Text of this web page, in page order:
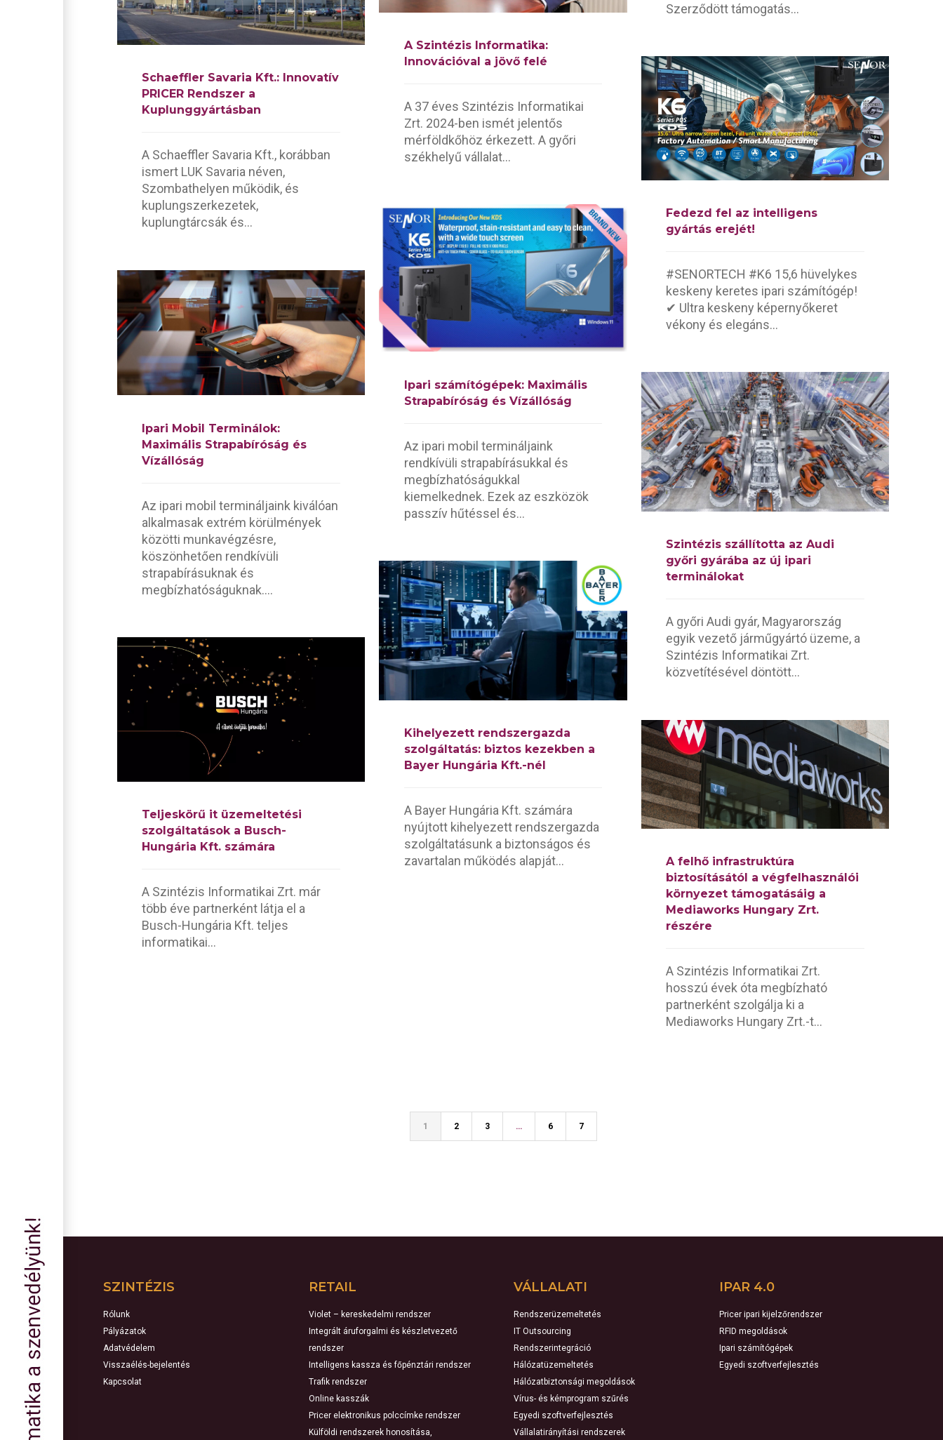
A Szintézis Informatika:
Innovációval a jövő felé
A 37 éves Szintézis Informatikai
Zrt. 2024-ben ismét jelentős
mérföldkőhöz érkezett. A győri
székhelyű vállalat...
Szerződött támogatás...
Schaeffler Savaria Kft.: Innovatív
PRICER Rendszer a
Kuplunggyártásban
A Schaeffler Savaria Kft., korábban
ismert LUK Savaria néven,
Szombathelyen működik, és
kuplungszerkezetek,
kuplungtárcsák és...
Fedezd fel az intelligens
gyártás erejét!
#SENORTECH #K6 15,6 hüvelykes
keskeny keretes ipari számítógép!
✔ Ultra keskeny képernyőkeret
vékony és elegáns...
Ipari számítógépek: Maximális
Strapabíróság és Vízállóság
Az ipari mobil termináljaink
rendkívüli strapabírásukkal és
megbízhatóságukkal
kiemelkednek. Ezek az eszközök
passzív hűtéssel és...
Ipari Mobil Terminálok:
Maximális Strapabíróság és
Vízállóság
Az ipari mobil termináljaink kiválóan
alkalmasak extrém körülmények
közötti munkavégzésre,
köszönhetően rendkívüli
strapabírásuknak és
megbízhatóságuknak....
Szintézis szállította az Audi
győri gyárába az új ipari
terminálokat
A győri Audi gyár, Magyarország
egyik vezető járműgyártó üzeme, a
Szintézis Informatikai Zrt.
közvetítésével döntött...
Kihelyezett rendszergazda
szolgáltatás: biztos kezekben a
Bayer Hungária Kft.-nél
A Bayer Hungária Kft. számára
nyújtott kihelyezett rendszergazda
szolgáltatásunk a biztonságos és
zavartalan működés alapját...
Teljeskörű it üzemeltetési
szolgáltatások a Busch-
Hungária Kft. számára
A Szintézis Informatikai Zrt. már
több éve partnerként látja el a
Busch-Hungária Kft. teljes
informatikai...
A felhő infrastruktúra
biztosításától a végfelhasználói
környezet támogatásáig a
Mediaworks Hungary Zrt.
részére
A Szintézis Informatikai Zrt.
hosszú évek óta megbízható
partnerként szolgálja ki a
Mediaworks Hungary Zrt.-t...
1 2 3 … 6 7
SZINTÉZIS
Rólunk
Pályázatok
Adatvédelem
Visszaélés-bejelentés
Kapcsolat
RETAIL
Violet – kereskedelmi rendszer
Integrált áruforgalmi és készletvezető
rendszer
Intelligens kassza és főpénztári rendszer
Trafik rendszer
Online kasszák
Pricer elektronikus polccímke rendszer
Külföldi rendszerek honosítása,
VÁLLALATI
Rendszerüzemeltetés
IT Outsourcing
Rendszerintegráció
Hálózatüzemeltetés
Hálózatbiztonsági megoldások
Vírus- és kémprogram szűrés
Egyedi szoftverfejlesztés
Vállalatirányítási rendszerek
IPAR 4.0
Pricer ipari kijelzőrendszer
RFID megoldások
Ipari számítógépek
Egyedi szoftverfejlesztés